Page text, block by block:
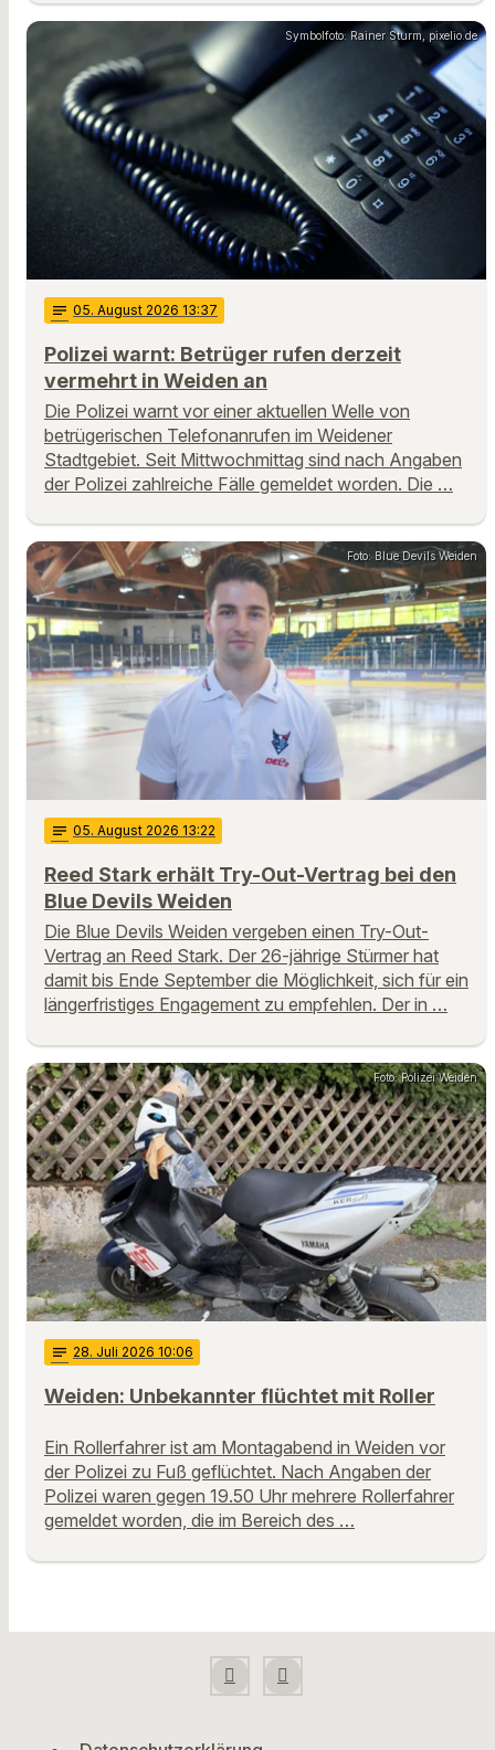
Symbolfoto: Rainer Sturm, pixelio.de
notes 05. August 2026 13:37
Polizei warnt: Betrüger rufen derzeit
vermehrt in Weiden an
Die Polizei warnt vor einer aktuellen Welle von
betrügerischen Telefonanrufen im Weidener
Stadtgebiet. Seit Mittwochmittag sind nach Angaben
der Polizei zahlreiche Fälle gemeldet worden. Die …
Foto: Blue Devils Weiden
notes 05. August 2026 13:22
Reed Stark erhält Try-Out-Vertrag bei den
Blue Devils Weiden
Die Blue Devils Weiden vergeben einen Try-Out-
Vertrag an Reed Stark. Der 26-jährige Stürmer hat
damit bis Ende September die Möglichkeit, sich für ein
längerfristiges Engagement zu empfehlen. Der in …
Foto: Polizei Weiden
notes 28. Juli 2026 10:06
Weiden: Unbekannter flüchtet mit Roller
Ein Rollerfahrer ist am Montagabend in Weiden vor
der Polizei zu Fuß geflüchtet. Nach Angaben der
Polizei waren gegen 19.50 Uhr mehrere Rollerfahrer
gemeldet worden, die im Bereich des …